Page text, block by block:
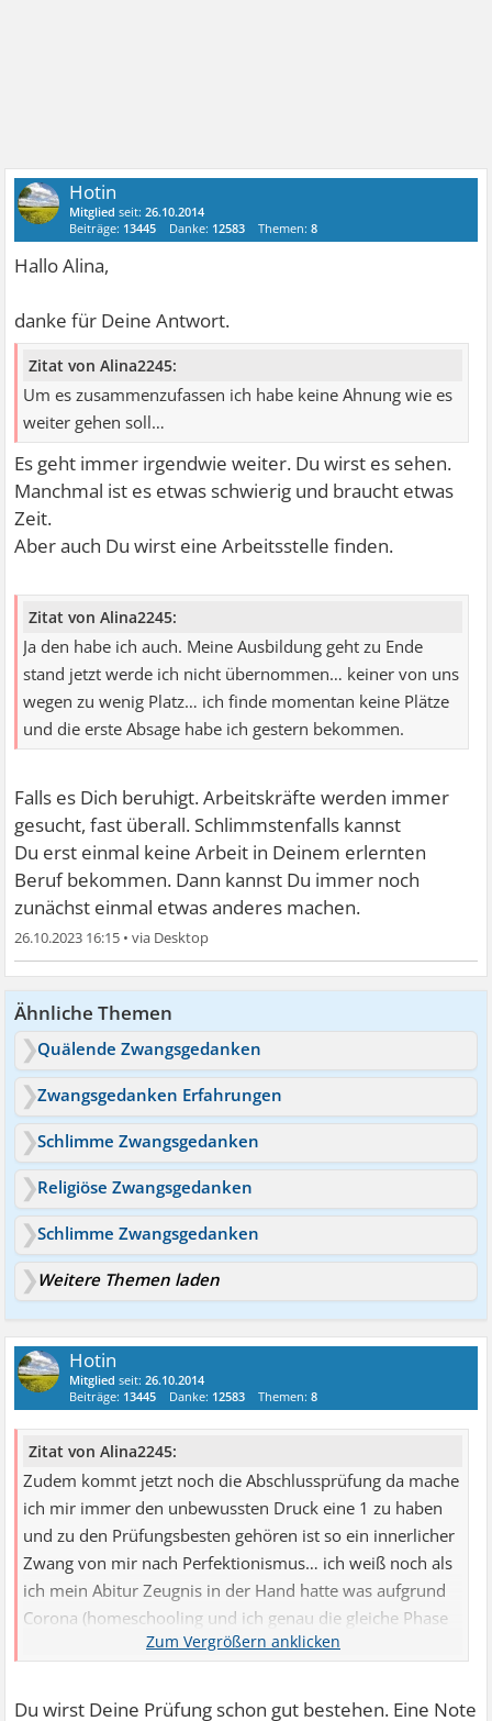
Hotin
Mitglied seit:26.10.2014
Beiträge: 13445 Danke: 12583 Themen:8
Hallo Alina,
danke für Deine Antwort.
Zitat von Alina2245:
Um es zusammenzufassen ich habe keine Ahnung wie es
weiter gehen soll…
Es geht immer irgendwie weiter. Du wirst es sehen.
Manchmal ist es etwas schwierig und braucht etwas
Zeit.
Aber auch Du wirst eine Arbeitsstelle finden.
Zitat von Alina2245:
Ja den habe ich auch. Meine Ausbildung geht zu Ende
stand jetzt werde ich nicht übernommen… keiner von uns
wegen zu wenig Platz… ich finde momentan keine Plätze
und die erste Absage habe ich gestern bekommen.
Falls es Dich beruhigt. Arbeitskräfte werden immer
gesucht, fast überall. Schlimmstenfalls kannst
Du erst einmal keine Arbeit in Deinem erlernten
Beruf bekommen. Dann kannst Du immer noch
zunächst einmal etwas anderes machen.
26.10.2023 16:15 •
Ähnliche Themen
Quälende Zwangsgedanken
Zwangsgedanken Erfahrungen
Schlimme Zwangsgedanken
Religiöse Zwangsgedanken
Schlimme Zwangsgedanken
Weitere Themen laden
Hotin
Mitglied seit:26.10.2014
Beiträge: 13445 Danke: 12583 Themen:8
Zitat von Alina2245:
Zudem kommt jetzt noch die Abschlussprüfung da mache
ich mir immer den unbewussten Druck eine 1 zu haben
und zu den Prüfungsbesten gehören ist so ein innerlicher
Zwang von mir nach Perfektionismus… ich weiß noch als
ich mein Abitur Zeugnis in der Hand hatte was aufgrund
Corona (homeschooling und ich genau die gleiche Phase
hatte) von Schnitt er schon gesunken ist. Boa habe ich da
Du wirst Deine Prüfung schon gut bestehen. Eine Note